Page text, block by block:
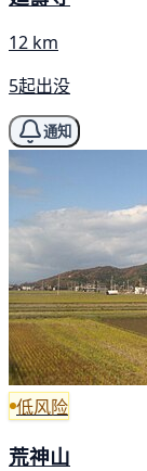
12 km
5起出没
通知
低风险
荒神山